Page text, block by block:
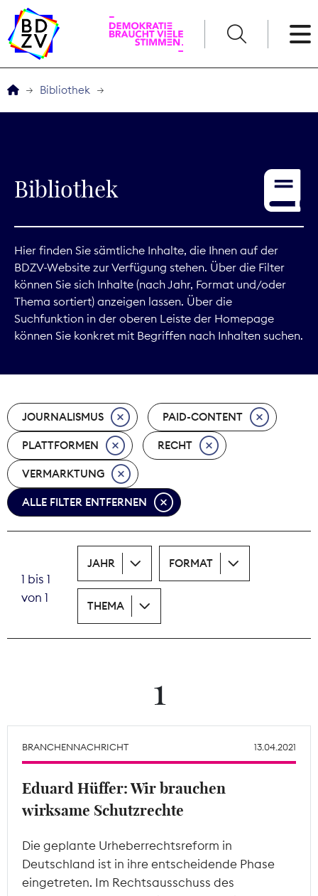
Service
Digitales
Kommunikation
Marktdaten
Nachhaltigkeit
Nachwuchs
Nova Award
Print
Wächterpreis
Mitgliederbereich
Bibliothek
Bibliothek
Hier finden Sie sämtliche Inhalte, die Ihnen auf der
BDZV-Website zur Verfügung stehen. Über die Filter
können Sie sich Inhalte (nach Jahr, Format und/oder
Thema sortiert) anzeigen lassen. Über die
Suchfunktion in der oberen Leiste der Homepage
können Sie konkret mit Begriffen nach Inhalten suchen.
JOURNALISMUS PAID-CONTENT
PLATTFORMEN RECHT
VERMARKTUNG
ALLE FILTER ENTFERNEN
1 bis 1
von 1
JAHR FORMAT
THEMA
1
BRANCHENNACHRICHT 13.04.2021
Eduard Hüffer: Wir brauchen
wirksame Schutzrechte
Die geplante Urheberrechtsreform in
Deutschland ist in ihre entscheidende Phase
eingetreten. Im Rechtsausschuss des